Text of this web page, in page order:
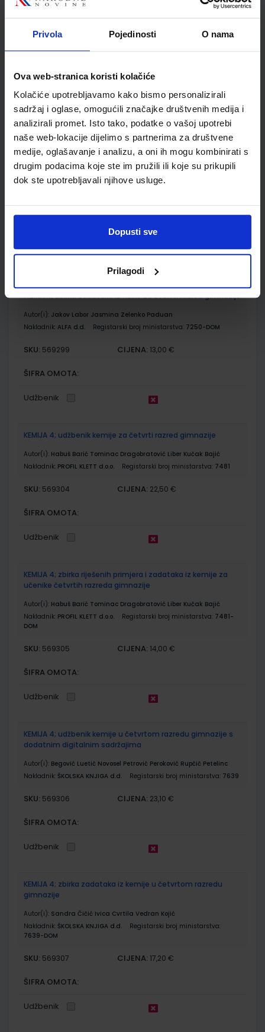
Privola Pojedinosti O nama
Ova web-stranica koristi kolačiće
Kolačiće upotrebljavamo kako bismo personalizirali
sadržaj i oglase, omogućili značajke društvenih medija i
analizirali promet. Isto tako, podatke o vašoj upotrebi
naše web-lokacije dijelimo s partnerima za društvene
medije, oglašavanje i analizu, a oni ih mogu kombinirati s
drugim podacima koje ste im pružili ili koje su prikupili
dok ste upotrebljavali njihove usluge.
Dopusti sve
Prilagodi
razredu gimnazije
Nakladnik:ŠKOLSKA KNJIGA d.d.
Registarski broj ministarstva:
569297 CIJENA:
ŠIFRA OMOTA:
Udžbenik
FIZIKA 4; udžbenik iz fizike za četvrti razred gimnazije
Autor(i):
Jakov Labor Jasmina Zelenko Paduan
Nakladnik:
ALFA d.d. Registarski broj ministarstva:
Udžbenik
FIZIKA 4; zbirka zadataka iz fizike za četvrti razred gimnazije
Autor(i): Jakov Labor Jasmina Zelenko Paduan
Nakladnik: ALFA d.d. Registarski broj ministarstva: 7250-DOM
SKU: 569299 CIJENA: 13,00 €
ŠIFRA OMOTA:
Udžbenik
KEMIJA 4; udžbenik kemije za četvrti razred gimnazije
Autor(i): Habuš Barić Tominac Dragobratović Liber Kučak Bajić
Nakladnik: PROFIL KLETT d.o.o. Registarski broj ministarstva: 7481
SKU: 569304 CIJENA: 22,50 €
ŠIFRA OMOTA:
Udžbenik
KEMIJA 4; zbirka riješenih primjera i zadataka iz kemije za
učenike četvrtih razreda gimnazije
Autor(i): Habuš Barić Tominac Dragobratović Liber Kučak Bajić
Nakladnik: PROFIL KLETT d.o.o. Registarski broj ministarstva: 7481-
DOM
SKU: 569305 CIJENA: 14,00 €
ŠIFRA OMOTA:
Udžbenik
KEMIJA 4; udžbenik kemije u četvrtom razredu gimnazije s
dodatnim digitalnim sadržajima
Autor(i): Begović Luetić Novosel Petrović Peroković Rupčić Petelinc
Nakladnik: ŠKOLSKA KNJIGA d.d. Registarski broj ministarstva: 7639
SKU: 569306 CIJENA: 23,10 €
ŠIFRA OMOTA:
Udžbenik
KEMIJA 4; zbirka zadataka iz kemije u četvrtom razredu
gimnazije
Autor(i): Sandra Čičić Ivica Cvrtila Vedran Kojić
Nakladnik: ŠKOLSKA KNJIGA d.d.
Registarski broj ministarstva:
7639-DOM
SKU: 569307 CIJENA: 17,20 €
ŠIFRA OMOTA:
Udžbenik